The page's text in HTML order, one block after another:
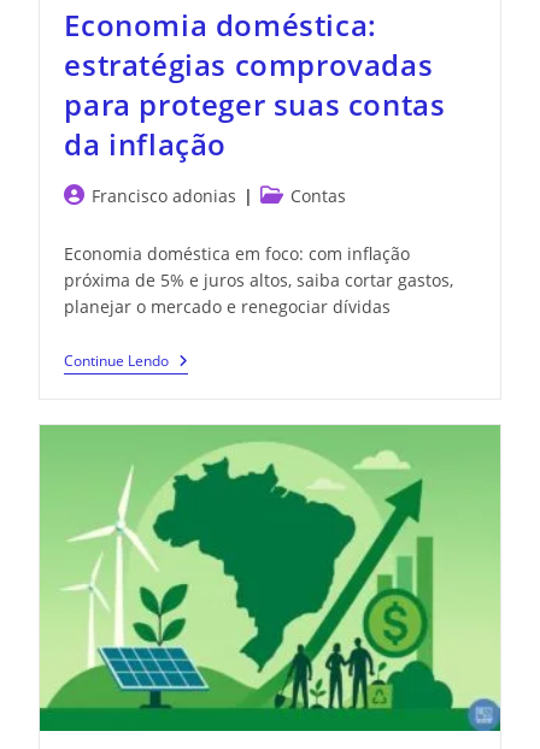
Economia doméstica:
estratégias comprovadas
para proteger suas contas
da inflação
Francisco adonias Contas
Economia doméstica em foco: com inflação
próxima de 5% e juros altos, saiba cortar gastos,
planejar o mercado e renegociar dívidas
Continue Lendo